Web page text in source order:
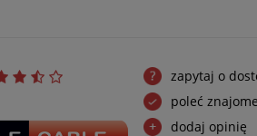
zapytaj o
poleć
dodaj opinię